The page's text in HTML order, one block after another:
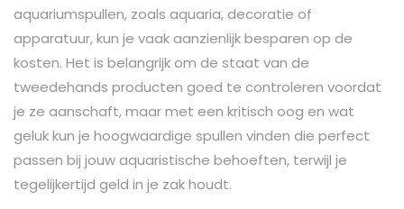
aquariumspullen, zoals aquaria, decoratie of
apparatuur, kun je vaak aanzienlijk besparen op de
kosten. Het is belangrijk om de staat van de
tweedehands producten goed te controleren voordat
je ze aanschaft, maar met een kritisch oog en wat
geluk kun je hoogwaardige spullen vinden die perfect
passen bij jouw aquaristische behoeften, terwijl je
tegelijkertijd geld in je zak houdt.